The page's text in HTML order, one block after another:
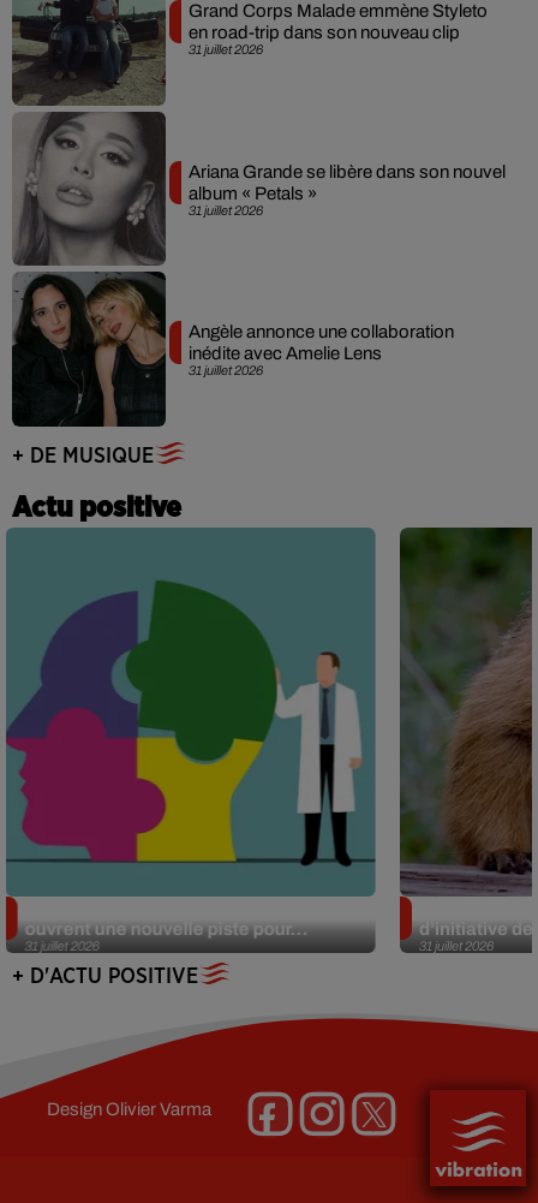
31 juillet 2026
Grand Corps Malade emmène Styleto
en road-trip dans son nouveau clip
31 juillet 2026
Ariana Grande se libère dans son nouvel
album « Petals »
31 juillet 2026
Angèle annonce une collaboration
inédite avec Amelie Lens
+ DE MUSIQUE
Actu positive
31 juillet 2026
ouvrent une nouvelle piste pour...
31 juillet 2026
d’initiative
+ D'ACTU POSITIVE
DesignOlivier Varma